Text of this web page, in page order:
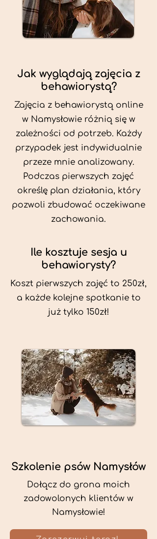
Jak wyglądają zajęcia z
behawiorystą?
Zajęcia z behawiorystą online
w Namysłowie różnią się w
zależności od potrzeb. Każdy
przypadek jest indywidualnie
przeze mnie analizowany.
Podczas pierwszych zajęć
określę plan działania, który
pozwoli zbudować oczekiwane
zachowania.
Ile kosztuje sesja u
behawiorysty?
Koszt pierwszych zajęć to 250zł,
a każde kolejne spotkanie to
już tylko 150zł!
Szkolenie psów Namysłów
Dołącz do grona moich
zadowolonych klientów w
Namysłowie!